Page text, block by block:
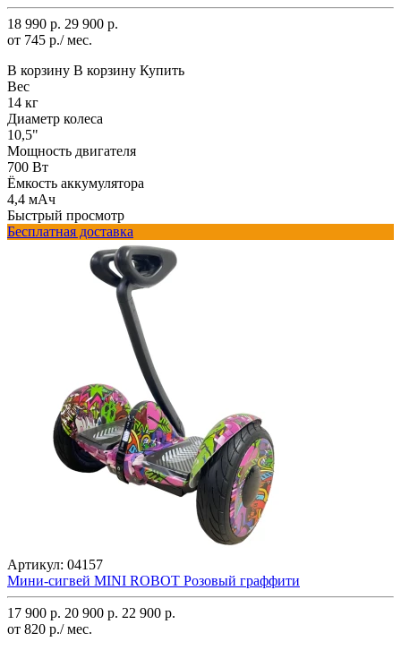
18 990 р. 29 900 р.
от 745 р./ мес.
В корзину В корзину Купить
Вес
14 кг
Диаметр колеса
10,5"
Мощность двигателя
700 Вт
Ёмкость аккумулятора
4,4 мАч
Быстрый просмотр
Бесплатная доставка
Артикул: 04157
Мини-сигвей MINI ROBOT Розовый граффити
17 900 р. 20 900 р. 22 900 р.
от 820 р./ мес.